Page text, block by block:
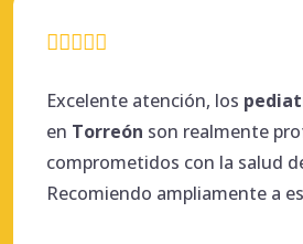
Excelente atención, los
en Torreón son realmente
comprometidos con la salud
Recomiendo ampliamente a